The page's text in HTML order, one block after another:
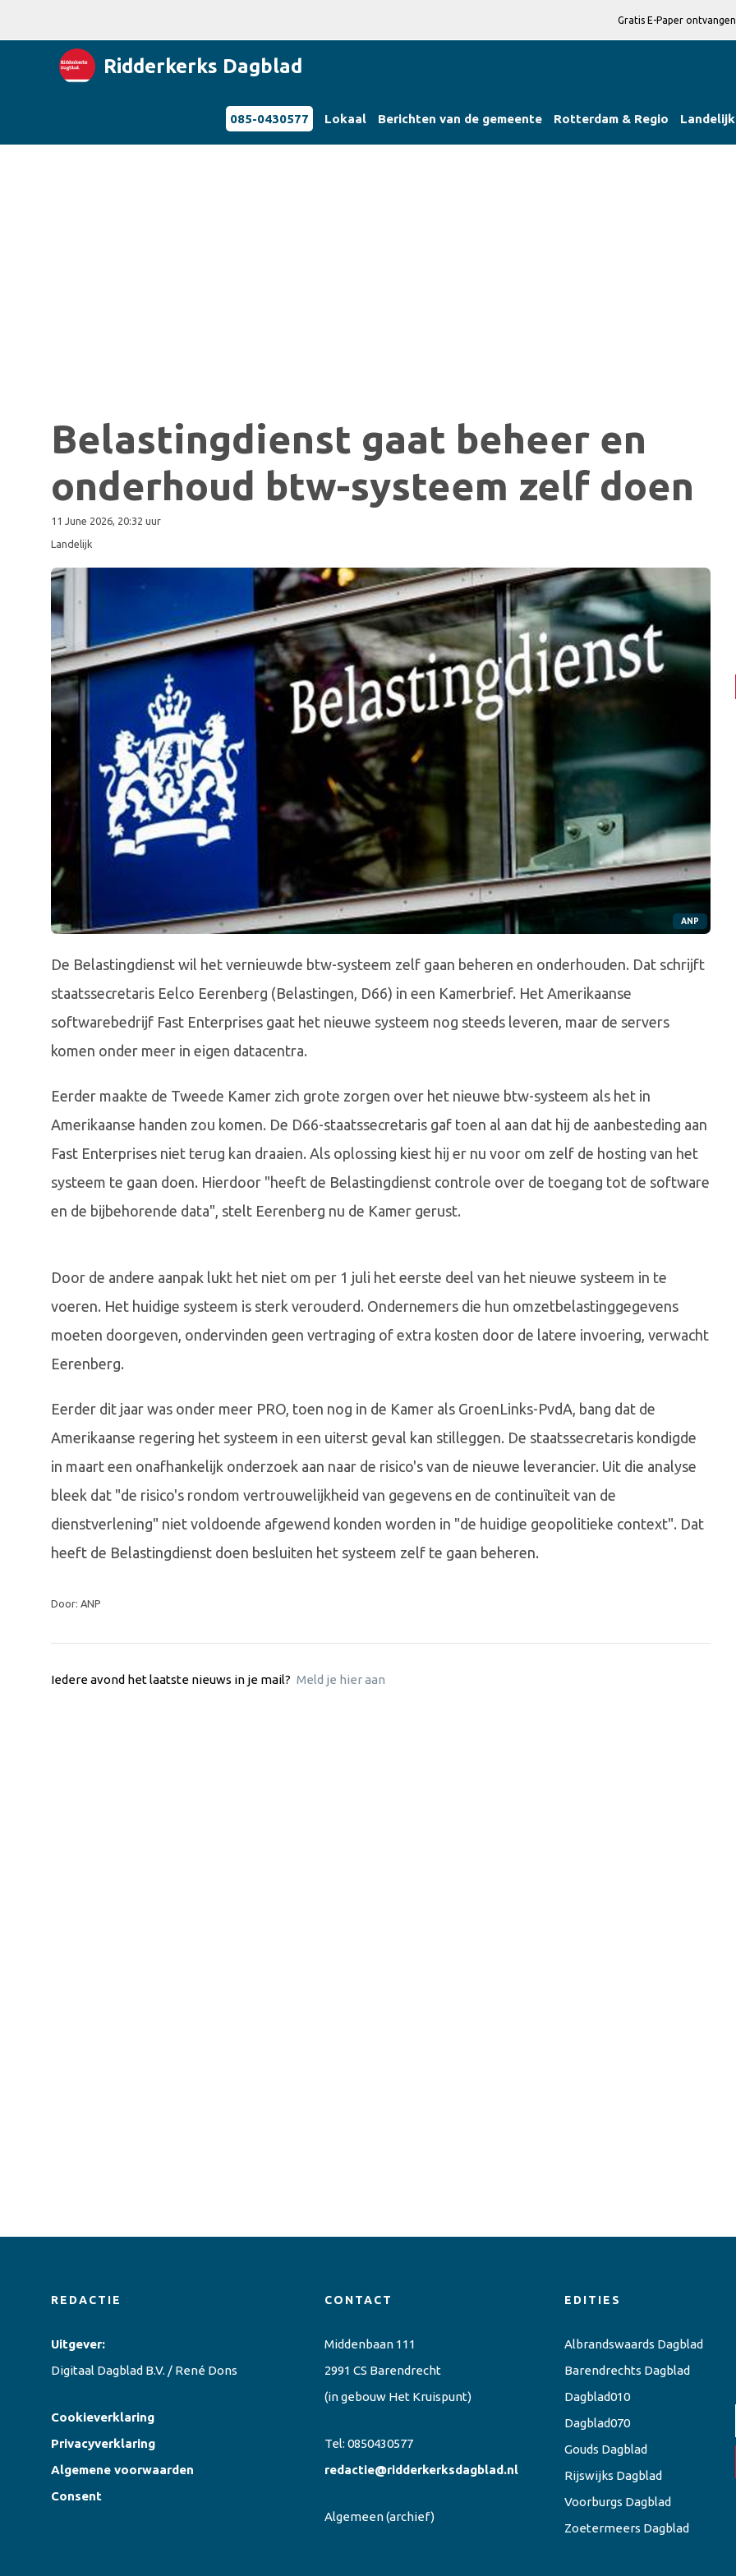
Gratis E-Paper
Ridderkerks Dagblad
085-0430577 Lokaal Berichten van de gemeente Rotterdam & Regio Landelijk
Belastingdienst gaat beheer en
onderhoud btw-systeem zelf doen
11 June 2026, 20:32 uur
Landelijk
ANP
De Belastingdienst wil het vernieuwde btw-systeem zelf gaan beheren en onderhouden. Dat schrijft
staatssecretaris Eelco Eerenberg (Belastingen, D66) in een Kamerbrief. Het Amerikaanse
softwarebedrijf Fast Enterprises gaat het nieuwe systeem nog steeds leveren, maar de servers
komen onder meer in eigen datacentra.
Eerder maakte de Tweede Kamer zich grote zorgen over het nieuwe btw-systeem als het in
Amerikaanse handen zou komen. De D66-staatssecretaris gaf toen al aan dat hij de aanbesteding aan
Fast Enterprises niet terug kan draaien. Als oplossing kiest hij er nu voor om zelf de hosting van het
systeem te gaan doen. Hierdoor "heeft de Belastingdienst controle over de toegang tot de software
en de bijbehorende data", stelt Eerenberg nu de Kamer gerust.
Door de andere aanpak lukt het niet om per 1 juli het eerste deel van het nieuwe systeem in te
voeren. Het huidige systeem is sterk verouderd. Ondernemers die hun omzetbelastinggegevens
moeten doorgeven, ondervinden geen vertraging of extra kosten door de latere invoering, verwacht
Eerenberg.
Eerder dit jaar was onder meer PRO, toen nog in de Kamer als GroenLinks-PvdA, bang dat de
Amerikaanse regering het systeem in een uiterst geval kan stilleggen. De staatssecretaris kondigde
in maart een onafhankelijk onderzoek aan naar de risico's van de nieuwe leverancier. Uit die analyse
bleek dat "de risico's rondom vertrouwelijkheid van gegevens en de continuïteit van de
dienstverlening" niet voldoende afgewend konden worden in "de huidige geopolitieke context". Dat
heeft de Belastingdienst doen besluiten het systeem zelf te gaan beheren.
Door: ANP
Iedere avond het laatste nieuws in je mail? Meld je hier aan
REDACTIE
Uitgever:
Digitaal Dagblad B.V. / René Dons
Cookieverklaring
Privacyverklaring
Algemene voorwaarden
Consent
CONTACT
Middenbaan 111
2991 CS Barendrecht
(in gebouw Het Kruispunt)
Tel: 0850430577
redactie@ridderkerksdagblad.nl
Algemeen(archief)
EDITIES
Albrandswaards Dagblad
Barendrechts Dagblad
Dagblad010
Dagblad070
Gouds Dagblad
Rijswijks Dagblad
Voorburgs Dagblad
Zoetermeers Dagblad